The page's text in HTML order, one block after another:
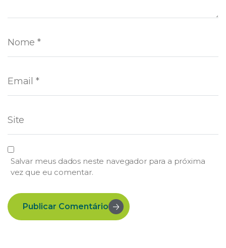
Salvar meus dados neste navegador para a próxima
vez que eu comentar.
Publicar Comentário